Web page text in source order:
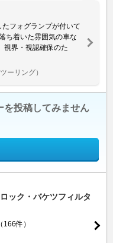
フォグランプが付いて
ち着いた雰囲気の車な
視界・視認確保のた
ーリング）
を投稿してみません
ック・バケツフィルタ
（166件）